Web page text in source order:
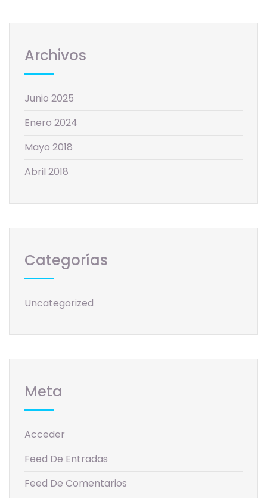
Archivos
Junio 2025
Enero 2024
Mayo 2018
Abril 2018
Categorías
Uncategorized
Meta
Acceder
Feed De Entradas
Feed De Comentarios